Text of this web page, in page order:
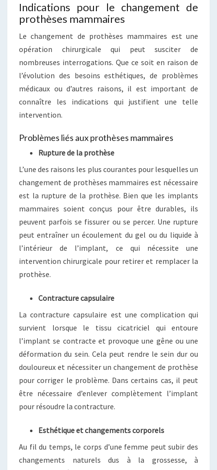
Indications pour le changement de
prothèses mammaires
Le changement de prothèses mammaires est une
opération chirurgicale qui peut susciter de
nombreuses interrogations. Que ce soit en raison de
l’évolution des besoins esthétiques, de problèmes
médicaux ou d’autres raisons, il est important de
connaître les indications qui justifient une telle
intervention.
Problèmes liés aux prothèses mammaires
Rupture de la prothèse
L’une des raisons les plus courantes pour lesquelles un
changement de prothèses mammaires est nécessaire
est la rupture de la prothèse. Bien que les implants
mammaires soient conçus pour être durables, ils
peuvent parfois se fissurer ou se percer. Une rupture
peut entraîner un écoulement du gel ou du liquide à
l’intérieur de l’implant, ce qui nécessite une
intervention chirurgicale pour retirer et remplacer la
prothèse.
Contracture capsulaire
La contracture capsulaire est une complication qui
survient lorsque le tissu cicatriciel qui entoure
l’implant se contracte et provoque une gêne ou une
déformation du sein. Cela peut rendre le sein dur ou
douloureux et nécessiter un changement de prothèse
pour corriger le problème. Dans certains cas, il peut
être nécessaire d’enlever complètement l’implant
pour résoudre la contracture.
Esthétique et changements corporels
Au fil du temps, le corps d’une femme peut subir des
changements naturels dus à la grossesse, à